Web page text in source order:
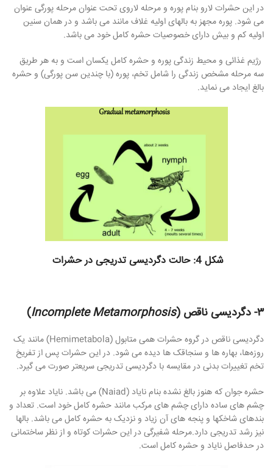
در این حشرات لارو بنام پوره و مرحله لاروی تحت عنوان مرحله پورگی عنوان
می شود. پوره مجهز به بالهای اولیه غلاف مانند می باشد و در همان سنین
اولیه کم و بیش دارای خصوصیات حشره کامل خود می باشد.
رژیم غذائی و محیط زندگی پوره و حشره کامل یکسان است و به هر طریق
سه مرحله مشخص زندگی را شامل تخم، پوره (با چندین سن پورگی) و حشره
بالغ ایجاد می نماید.
شکل 4: حالت دگردیسی تدریجی در حشرات
٣- دگردیسی ناقص ( Incomplete Metamorphosis
)
دگردیسی ناقص در گروه حشرات همی متابول (Hemimetabola) مانند یک
روزه‌ها، بهاره ها و سنجاقک ها دیده می شود. در این حشرات پس از تفریخ
تخم تغییرات بدنی در مقایسه با دگردیسی تدریجی سریعتر صورت می گیرد.
حشره جوان که هنوز بالغ نشده بنام نایاد (Naiad) می باشد. ناياد علاوه بر
چشم های ساده دارای چشم های مرکب مانند حشره کامل خود است. تعداد و
بندهای شاخکها و پنجه های آن زیاد و نزدیک به حشره کامل می باشد. بالها
نیز رشد تدریجی دارد.مرحله شفیرگی در این حشرات کوتاه و از نظر ساختمانی
در حدفاصل نایاد و حشره کامل است.